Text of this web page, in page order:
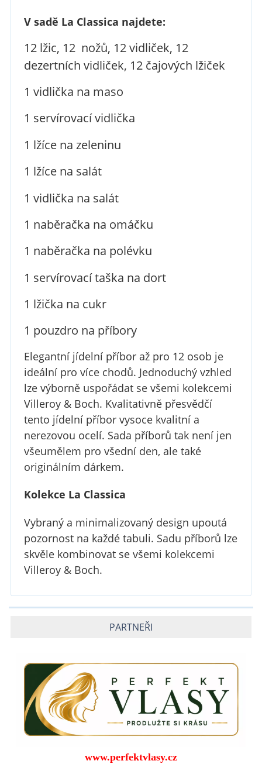
V sadě La Classica najdete:
12 lžic, 12 nožů, 12 vidliček, 12
dezertních vidliček, 12 čajových lžiček
1 vidlička na maso
1 servírovací vidlička
1 lžíce na zeleninu
1 lžíce na salát
1 vidlička na salát
1 naběračka na omáčku
1 naběračka na polévku
1 servírovací taška na dort
1 lžička na cukr
1 pouzdro na příbory
Elegantní jídelní příbor až pro 12 osob je
ideální pro více chodů. Jednoduchý vzhled
lze výborně uspořádat se všemi kolekcemi
Villeroy & Boch. Kvalitativně přesvědčí
tento jídelní příbor vysoce kvalitní a
nerezovou ocelí. Sada příborů tak není jen
všeumělem pro všední den, ale také
originálním dárkem.
Kolekce La Classica
Vybraný a minimalizovaný design upoutá
pozornost na každé tabuli. Sadu příborů lze
skvěle kombinovat se všemi kolekcemi
Villeroy & Boch.
PARTNEŘI
www.perfektvlasy.cz